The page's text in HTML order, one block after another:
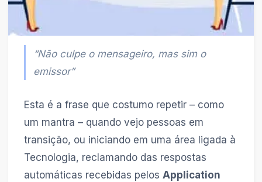
“Não culpe o mensageiro, mas sim o
emissor”
Esta é a frase que costumo repetir – como
um mantra – quando vejo pessoas em
transição, ou iniciando em uma área ligada à
Tecnologia, reclamando das respostas
automáticas recebidas pelos Application